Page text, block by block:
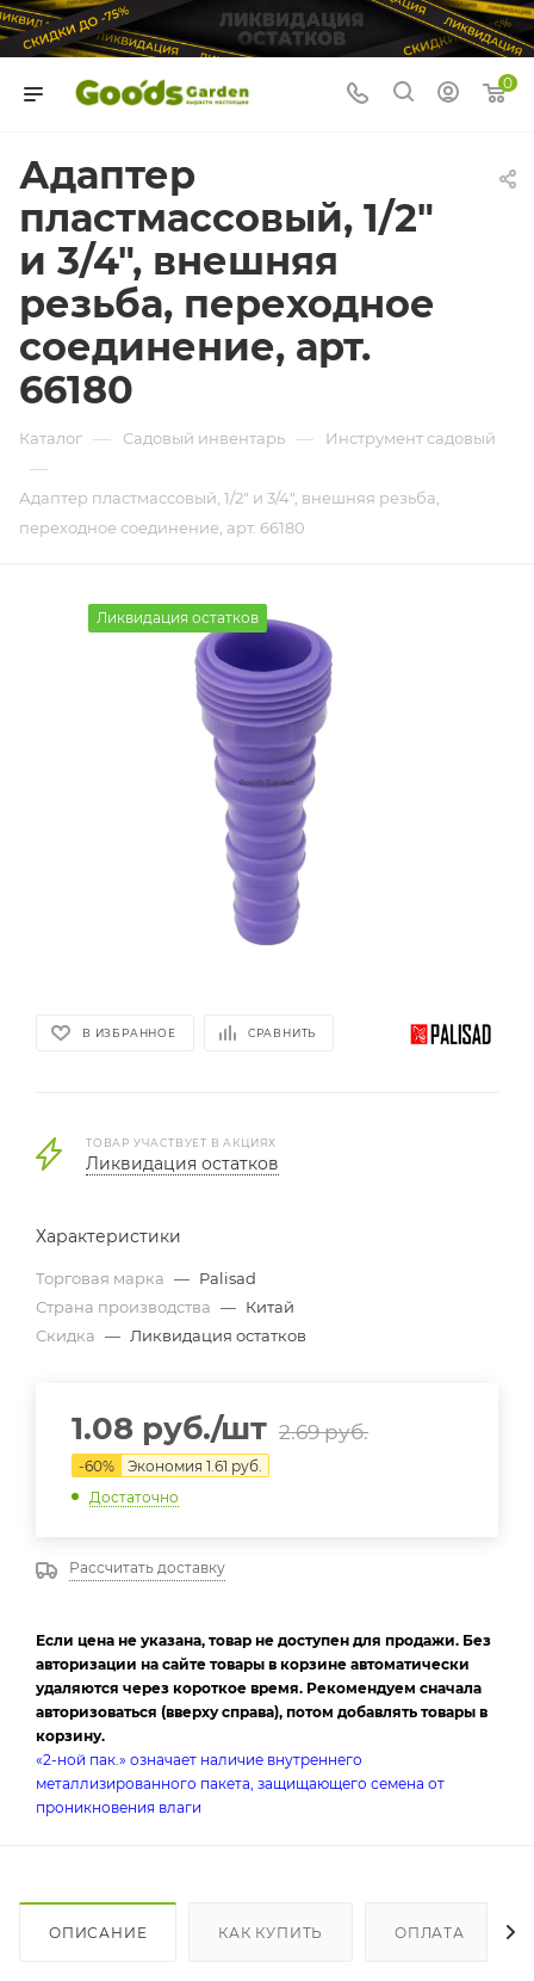
0
Адаптер
пластмассовый, 1/2"
и 3/4", внешняя
резьба, переходное
соединение, арт.
66180
Каталог — Садовый инвентарь — Инструмент садовый
—
Адаптер пластмассовый, 1/2" и 3/4", внешняя резьба,
переходное соединение, арт. 66180
Ликвидация остатков
В ИЗБРАННОЕ СРАВНИТЬ
ТОВАР УЧАСТВУЕТ В АКЦИЯХ
Ликвидация остатков
Характеристики
Торговая марка — Palisad
Страна производства — Китай
Скидка — Ликвидация остатков
1.08 руб./шт 2.69руб.
-60% Экономия 1.61 руб.
Достаточно
Рассчитать доставку
Если цена не указана, товар не доступен для продажи. Без
авторизации на сайте товары в корзине автоматически
удаляются через короткое время. Рекомендуем сначала
авторизоваться (вверху справа), потом добавлять товары в
корзину.
«2-ной пак.» означает наличие внутреннего
металлизированного пакета, защищающего семена от
проникновения влаги
ОПИСАНИЕ КАК КУПИТЬ ОПЛАТА